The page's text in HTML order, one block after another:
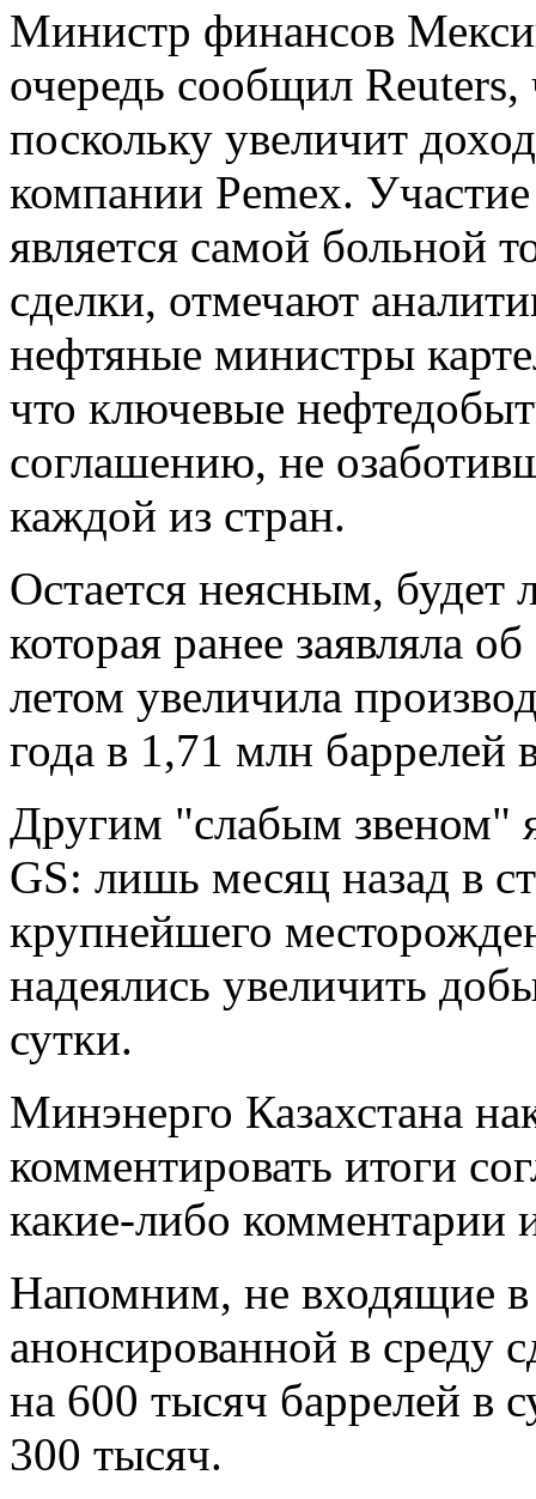
Министр финансов
очередь сообщил
поскольку увеличит
компании Pemex.
является самой больной
сделки, отмечают
нефтяные министры
что ключевые
соглашению, не
каждой из стран.
Остается неясным,
которая ранее заявляла
летом увеличила
года в 1,71 млн баррелей
Другим "слабым звеном"
GS: лишь месяц назад в
крупнейшего
надеялись увеличить
сутки.
Минэнерго Казахстана
комментировать итоги
какие-либо комментарии
Напомним, не входящие
анонсированной в среду
на 600 тысяч баррелей в
300 тысяч.